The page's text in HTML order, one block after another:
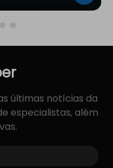
últimas notícias da
especialistas, além